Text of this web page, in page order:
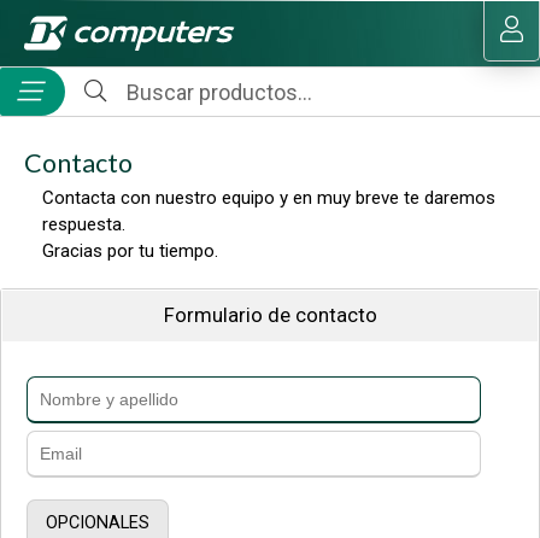
MI COMPRA
Contacto
Contacta con nuestro equipo y en muy breve te daremos
respuesta.
Gracias por tu tiempo.
Formulario de contacto
OPCIONALES